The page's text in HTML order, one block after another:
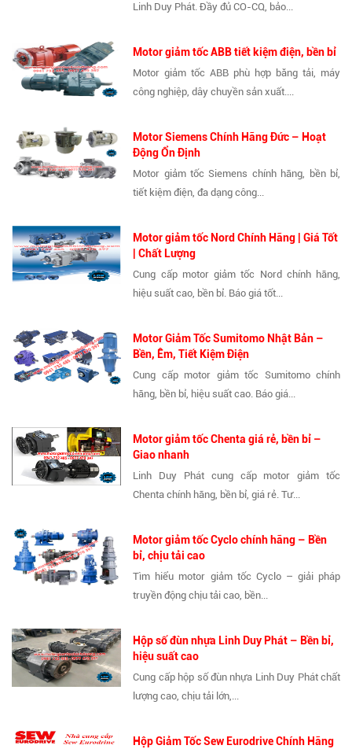
Linh Duy Phát. Đầy đủ CO-CQ, bảo...
Motor giảm tốc ABB tiết kiệm điện, bền bỉ
Motor giảm tốc ABB phù hợp băng tải, máy
công nghiệp, dây chuyền sản xuất....
Motor Siemens Chính Hãng Đức – Hoạt
Động Ổn Định
Motor giảm tốc Siemens chính hãng, bền bỉ,
tiết kiệm điện, đa dạng công...
Motor giảm tốc Nord Chính Hãng | Giá Tốt
| Chất Lượng
Cung cấp motor giảm tốc Nord chính hãng,
hiệu suất cao, bền bỉ. Báo giá tốt...
Motor Giảm Tốc Sumitomo Nhật Bản –
Bền, Êm, Tiết Kiệm Điện
Cung cấp motor giảm tốc Sumitomo chính
hãng, bền bỉ, hiệu suất cao. Báo giá...
Motor giảm tốc Chenta giá rẻ, bền bỉ –
Giao nhanh
Linh Duy Phát cung cấp motor giảm tốc
Chenta chính hãng, bền bỉ, giá rẻ. Tư...
Motor giảm tốc Cyclo chính hãng – Bền
bỉ, chịu tải cao
Tìm hiểu motor giảm tốc Cyclo – giải pháp
truyền động chịu tải cao, bền...
Hộp số đùn nhựa Linh Duy Phát – Bền bỉ,
hiệu suất cao
Cung cấp hộp số đùn nhựa Linh Duy Phát chất
lượng cao, chịu tải lớn,...
Hộp Giảm Tốc Sew Eurodrive Chính Hãng